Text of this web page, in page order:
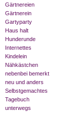
Gärtnereien
Gärtnerein
Gartyparty
Haus halt
Hunderunde
Internettes
Kindelein
Nähkästchen
nebenbei bemerkt
neu und anders
Selbstgemachtes
Tagebuch
unterwegs